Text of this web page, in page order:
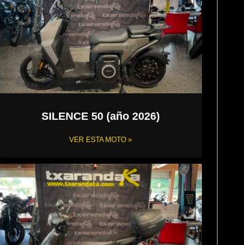
SILENCE 50 (año 2026)
VER ESTA MOTO »